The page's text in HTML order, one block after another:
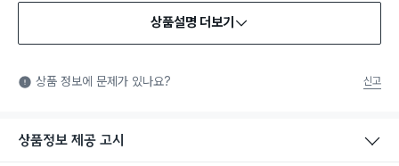
식품용 기구: 식품위생법에서 정한 규격에 따라 제조되어 식품 또
는 식품첨가물에 사용할 수 있는 식품용기구라는 표시입니다.
상품설명 더보기
상품 정보에 문제가 있나요? 신고
상품정보 제공 고시